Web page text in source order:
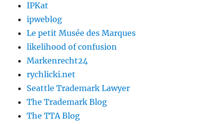
IPKat
ipweblog
Le petit Musée des Marques
likelihood of confusion
Markenrecht24
rychlicki.net
Seattle Trademark Lawyer
The Trademark Blog
The TTA Blog